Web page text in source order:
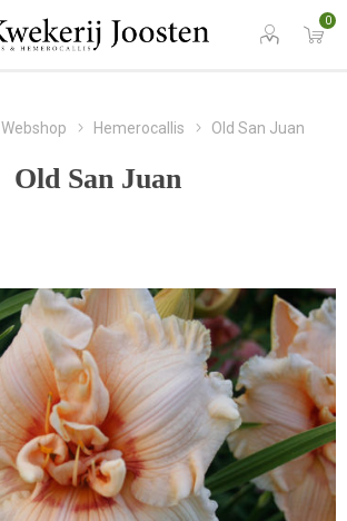
0
Webshop Hemerocallis Old San Juan
Old San Juan